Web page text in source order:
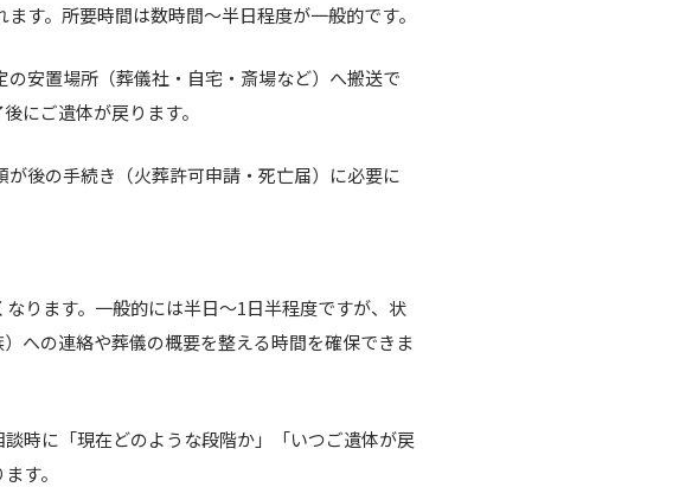
す。所要時間は数時間〜半日程度が一般的です。
安置場所（葬儀社・自宅・斎場など）へ搬送で
にご遺体が戻ります。
後の手続き（火葬許可申請・死亡届）に必要に
ります。一般的には半日〜1日半程度ですが、状
への連絡や葬儀の概要を整える時間を確保できま
時に「現在どのような段階か」「いつご遺体が戻
す。